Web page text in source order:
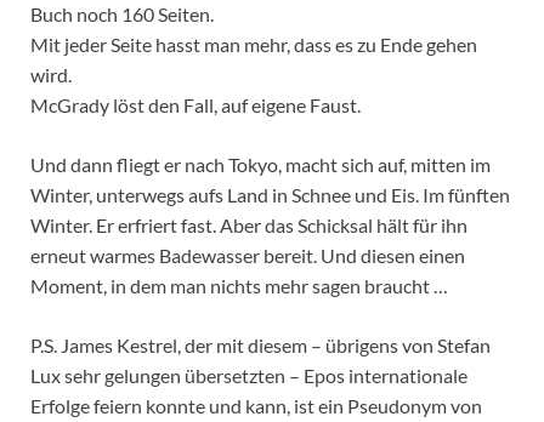
Buch noch 160 Seiten.
Mit jeder Seite hasst man mehr, dass es zu Ende gehen
wird.
McGrady löst den Fall, auf eigene Faust.
Und dann fliegt er nach Tokyo, macht sich auf, mitten im
Winter, unterwegs aufs Land in Schnee und Eis. Im fünften
Winter. Er erfriert fast. Aber das Schicksal hält für ihn
erneut warmes Badewasser bereit. Und diesen einen
Moment, in dem man nichts mehr sagen braucht …
P.S. James Kestrel, der mit diesem – übrigens von Stefan
Lux sehr gelungen übersetzten – Epos internationale
Erfolge feiern konnte und kann, ist ein Pseudonym von